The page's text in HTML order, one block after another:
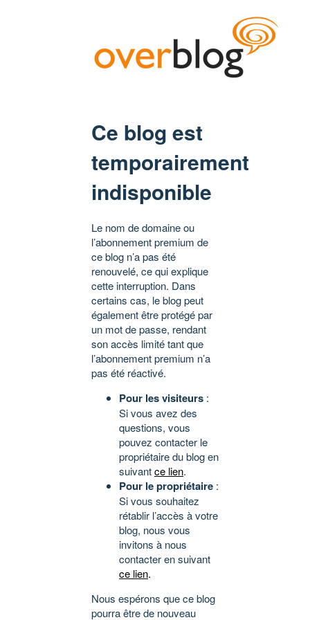
Ce blog est
temporairement
indisponible
Le nom de domaine ou
l’abonnement premium de
ce blog n’a pas été
renouvelé, ce qui explique
cette interruption. Dans
certains cas, le blog peut
également être protégé par
un mot de passe, rendant
son accès limité tant que
l’abonnement premium n’a
pas été réactivé.
Pour les visiteurs :
Si vous avez des
questions, vous
pouvez contacter le
propriétaire du blog en
suivantce lien.
Pour le propriétaire :
Si vous souhaitez
rétablir l’accès à votre
blog, nous vous
invitons à nous
contacter en suivant
ce lien.
Nous espérons que ce blog
pourra être de nouveau